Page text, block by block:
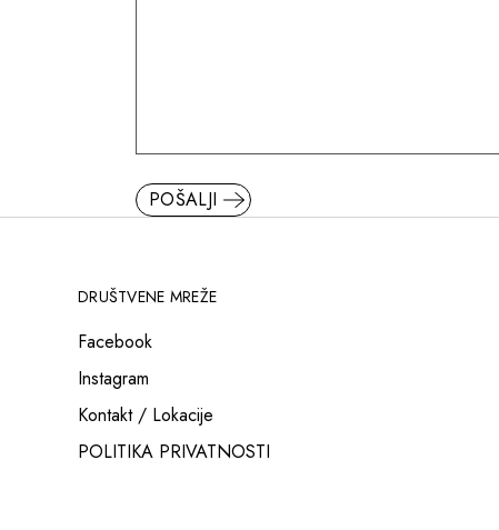
POŠALJI
DRUŠTVENE MREŽE
Facebook
Instagram
Kontakt / Lokacije
POLITIKA PRIVATNOSTI